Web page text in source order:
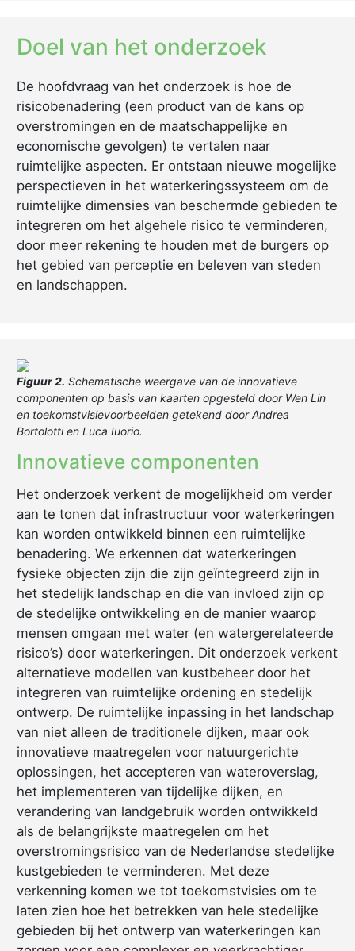
Doel van het onderzoek
De hoofdvraag van het onderzoek is hoe de
risicobenadering (een product van de kans op
overstromingen en de maatschappelijke en
economische gevolgen) te vertalen naar
ruimtelijke aspecten. Er ontstaan nieuwe mogelijke
perspectieven in het waterkeringssysteem om de
ruimtelijke dimensies van beschermde gebieden te
integreren om het algehele risico te verminderen,
door meer rekening te houden met de burgers op
het gebied van perceptie en beleven van steden
en landschappen.
Figuur 2. Schematische weergave van de innovatieve
componenten op basis van kaarten opgesteld door Wen Lin
en toekomstvisievoorbeelden getekend door Andrea
Bortolotti en Luca Iuorio.
Innovatieve componenten
Het onderzoek verkent de mogelijkheid om verder
aan te tonen dat infrastructuur voor waterkeringen
kan worden ontwikkeld binnen een ruimtelijke
benadering. We erkennen dat waterkeringen
fysieke objecten zijn die zijn geïntegreerd zijn in
het stedelijk landschap en die van invloed zijn op
de stedelijke ontwikkeling en de manier waarop
mensen omgaan met water (en watergerelateerde
risico’s) door waterkeringen. Dit onderzoek verkent
alternatieve modellen van kustbeheer door het
integreren van ruimtelijke ordening en stedelijk
ontwerp. De ruimtelijke inpassing in het landschap
van niet alleen de traditionele dijken, maar ook
innovatieve maatregelen voor natuurgerichte
oplossingen, het accepteren van wateroverslag,
het implementeren van tijdelijke dijken, en
verandering van landgebruik worden ontwikkeld
als de belangrijkste maatregelen om het
overstromingsrisico van de Nederlandse stedelijke
kustgebieden te verminderen. Met deze
verkenning komen we tot toekomstvisies om te
laten zien hoe het betrekken van hele stedelijke
gebieden bij het ontwerp van waterkeringen kan